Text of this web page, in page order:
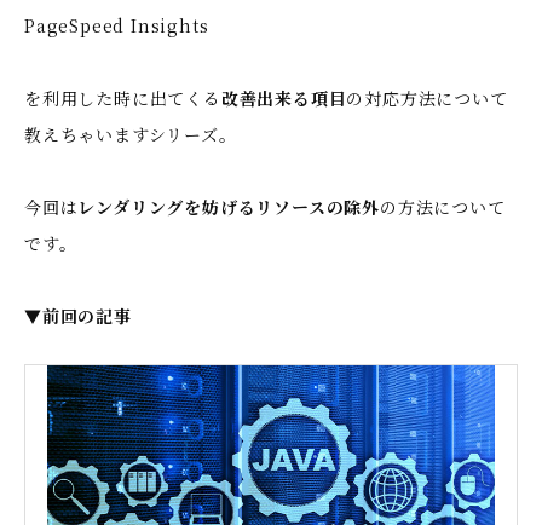
PageSpeed Insights
を利用した時に出てくる 改善出来る項目の対応方法について
教えちゃいますシリーズ。
今回はレンダリングを妨げるリソースの除外の方法について
です。
▼前回の記事